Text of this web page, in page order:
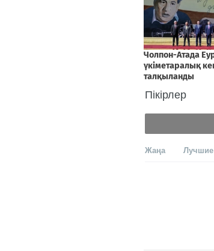
Пікірлер
Жаңа Лучшие